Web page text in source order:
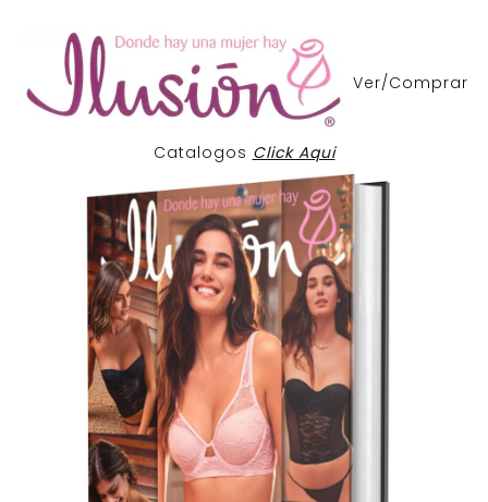
Ver/Comprar
Catalogos Click Aqui